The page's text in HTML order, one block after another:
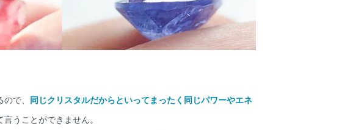
で、 同じクリスタルだからといってまったく同じパワーやエネ
うことができません。